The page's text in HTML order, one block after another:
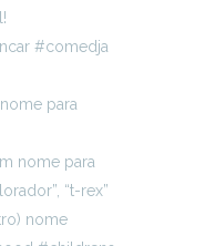
para